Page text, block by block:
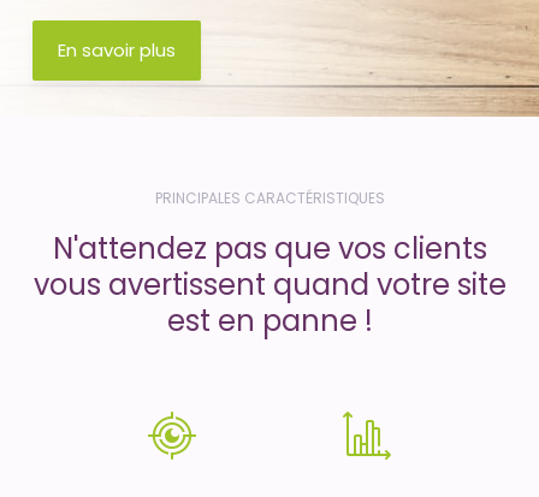
En savoir plus
PRINCIPALES CARACTÉRISTIQUES
N'attendez pas que vos clients
vous avertissent quand votre site
est en panne !